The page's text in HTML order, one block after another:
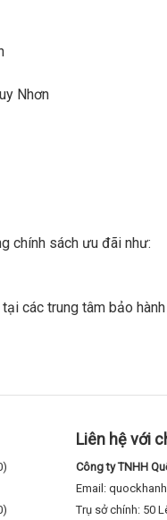
Nhơn
chính sách ưu đãi như:
các trung tâm bảo hành
Liên hệ với
Công ty TNHH
Email:
Trụ sở chính: 50